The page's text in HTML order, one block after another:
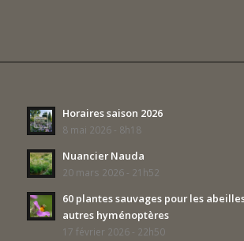
Horaires saison 2026
8 mai 2026 - 8h18
Nuancier Nauda
20 mars 2026 - 21h52
60 plantes sauvages pour les
autres hyménoptères
17 février 2026 - 22h50